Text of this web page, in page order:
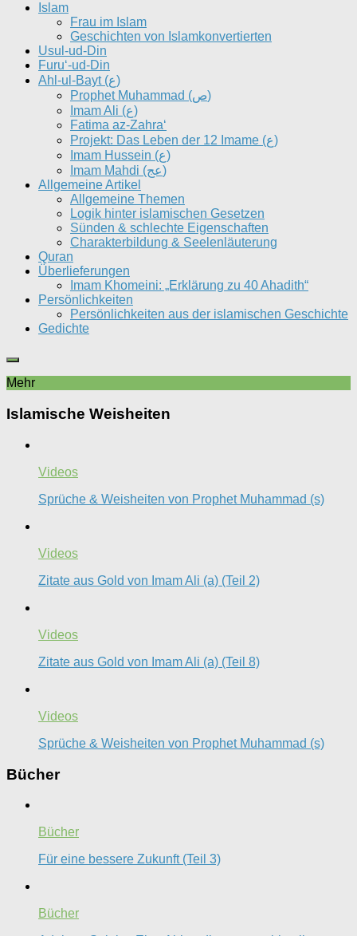
Islam
Frau im Islam
Geschichten von Islamkonvertierten
Usul-ud-Din
Furu‘-ud-Din
Ahl-ul-Bayt (ع)
Prophet Muhammad (ص)
Imam Ali (ع)
Fatima az-Zahra‘
Projekt: Das Leben der 12 Imame (ع)
Imam Hussein (ع)
Imam Mahdi (عج)
Allgemeine Artikel
Allgemeine Themen
Logik hinter islamischen Gesetzen
Sünden & schlechte Eigenschaften
Charakterbildung & Seelenläuterung
Quran
Überlieferungen
Imam Khomeini: „Erklärung zu 40 Ahadith“
Persönlichkeiten
Persönlichkeiten aus der islamischen Geschichte
Gedichte
Mehr
Islamische Weisheiten
Videos
Sprüche & Weisheiten von Prophet Muhammad (s)
Videos
Zitate aus Gold von Imam Ali (a) (Teil 2)
Videos
Zitate aus Gold von Imam Ali (a) (Teil 8)
Videos
Sprüche & Weisheiten von Prophet Muhammad (s)
Bücher
Bücher
Für eine bessere Zukunft (Teil 3)
Bücher